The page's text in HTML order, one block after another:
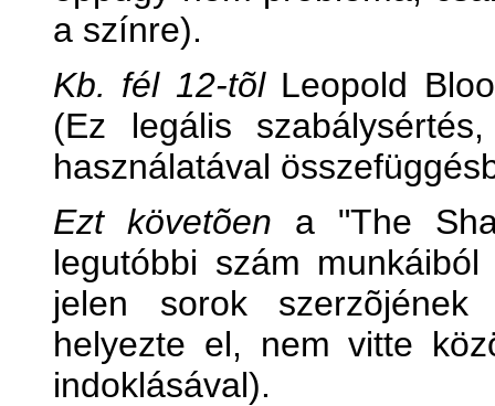
a színre).
Kb. fél 12-tõl Leopold
(Ez legális
használatával
Ezt követõen a "The
legutóbbi szám
jelen sorok
helyezte el, nem vitte
indoklásával).